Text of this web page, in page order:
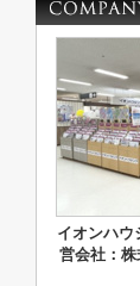
イオンハ
営会社：